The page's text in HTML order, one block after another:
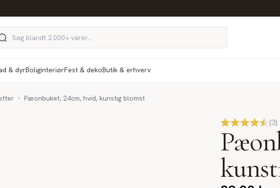
& dyrBoliginteriørFest & dekoButik & erhverv
Pæonbuket, 24cm, hvid, kunstig blomst
(3)